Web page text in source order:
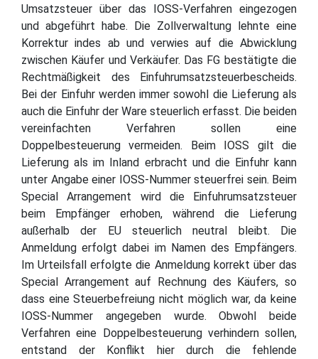
Umsatzsteuer über das IOSS-Verfahren eingezogen
und abgeführt habe. Die Zollverwaltung lehnte eine
Korrektur indes ab und verwies auf die Abwicklung
zwischen Käufer und Verkäufer. Das FG bestätigte die
Rechtmäßigkeit des Einfuhrumsatzsteuerbescheids.
Bei der Einfuhr werden immer sowohl die Lieferung als
auch die Einfuhr der Ware steuerlich erfasst. Die beiden
vereinfachten Verfahren sollen eine
Doppelbesteuerung vermeiden. Beim IOSS gilt die
Lieferung als im Inland erbracht und die Einfuhr kann
unter Angabe einer IOSS-Nummer steuerfrei sein. Beim
Special Arrangement wird die Einfuhrumsatzsteuer
beim Empfänger erhoben, während die Lieferung
außerhalb der EU steuerlich neutral bleibt. Die
Anmeldung erfolgt dabei im Namen des Empfängers.
Im Urteilsfall erfolgte die Anmeldung korrekt über das
Special Arrangement auf Rechnung des Käufers, so
dass eine Steuerbefreiung nicht möglich war, da keine
IOSS-Nummer angegeben wurde. Obwohl beide
Verfahren eine Doppelbesteuerung verhindern sollen,
entstand der Konflikt hier durch die fehlende